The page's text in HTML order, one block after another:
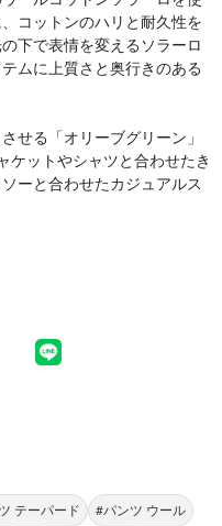
コットンのハリと耐久性を
下で表情を変えるソラーロ
ムに上質さと奥行きのある
せる「オリーブグリーン」
ケットやシャツと合わせたき
ーと合わせたカジュアルス
テーパード #パンツ ウール